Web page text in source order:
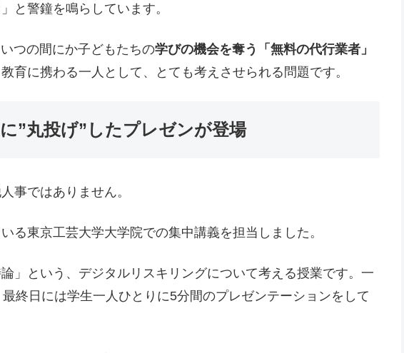
と警鐘を鳴らしています。
つの間にか子どもたちの学びの機会を奪う「無料の代行業者」
育に携わる一人として、とても考えさせられる問題です。
”丸投げ”したプレゼンが登場
事ではありません。
る東京工芸大学大学院での集中講義を担当しました。
」という、デジタルリスキリングについて考える授業です。一
終日には学生一人ひとりに5分間のプレゼンテーションをして